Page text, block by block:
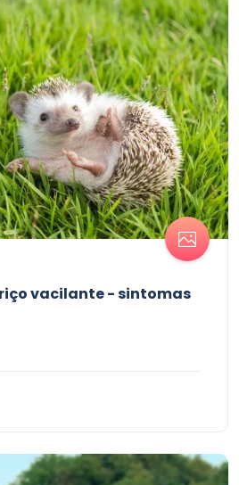
vacilante - sintomas